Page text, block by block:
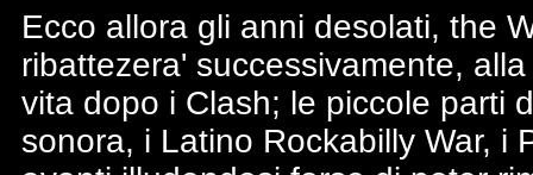
Ecco allora gli anni desolati, the
ribattezera' successivamente,
vita dopo i Clash; le piccole parti
sonora, i Latino Rockabilly War, i